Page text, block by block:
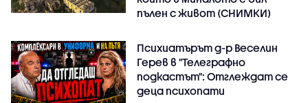
пълен с живот (СНИМКИ)
Психиатърът д-р Веселин
Герев в "Телеграфно
подкастът": Отглеждат се
деца психопати